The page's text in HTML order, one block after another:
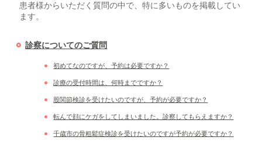
患者様からいただく質問の中で、特に多いものを掲載してい
ます。
診察についてのご質問
初めてなのですが、予約は必要ですか？
診療の受付時間は、何時までですか？
股関節検診を受けたいのですが、予約が必要ですか？
転んで顔にケガをしてしまいました。診察してもらえますか？
千歳市の骨粗鬆症検診を受けたいのですが予約が必要ですか？